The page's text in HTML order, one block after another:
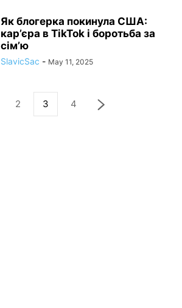
Як блогерка покинула США:
кар’єра в TikTok і боротьба за
сім’ю
SlavicSac - May 11, 2025
2 3 4